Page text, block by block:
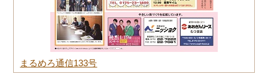
まるめろ通信133号